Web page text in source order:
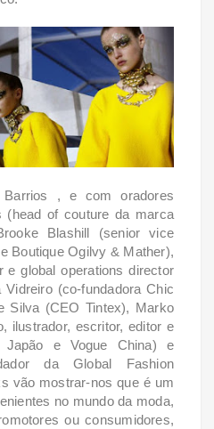
Barrios , e com oradores
(head of couture da marca
Blashill (senior vice
Boutique Ogilvy & Mather),
e global operations director
(co-fundadora Chic
Silva (CEO Tintex), Marko
ilustrador, escritor, editor e
Japão e Vogue China) e
da Global Fashion
vão mostrar-nos que é um
no mundo da moda,
ou consumidores,